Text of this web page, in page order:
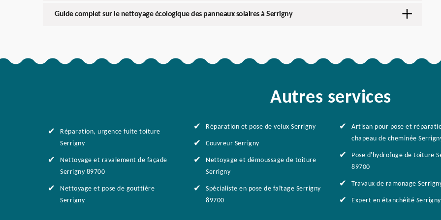
Guide complet sur le nettoyage écologique des panneaux solaires à Serrigny
Autres services
Réparation, urgence fuite toiture
Serrigny
Nettoyage et ravalement de façade
Serrigny 89700
Nettoyage et pose de gouttière
Serrigny
Réparation et pose de velux Serrigny
Couvreur Serrigny
Nettoyage et démoussage de toiture
Serrigny
Spécialiste en pose de faîtage Serrigny
89700
Artisan pour pose et
chapeau de cheminée
Pose d'hydrofuge de toiture
89700
Travaux de ramonage
Expert en étanchéité